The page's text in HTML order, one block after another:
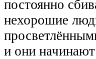
постоянно
нехорошие
и они начинают